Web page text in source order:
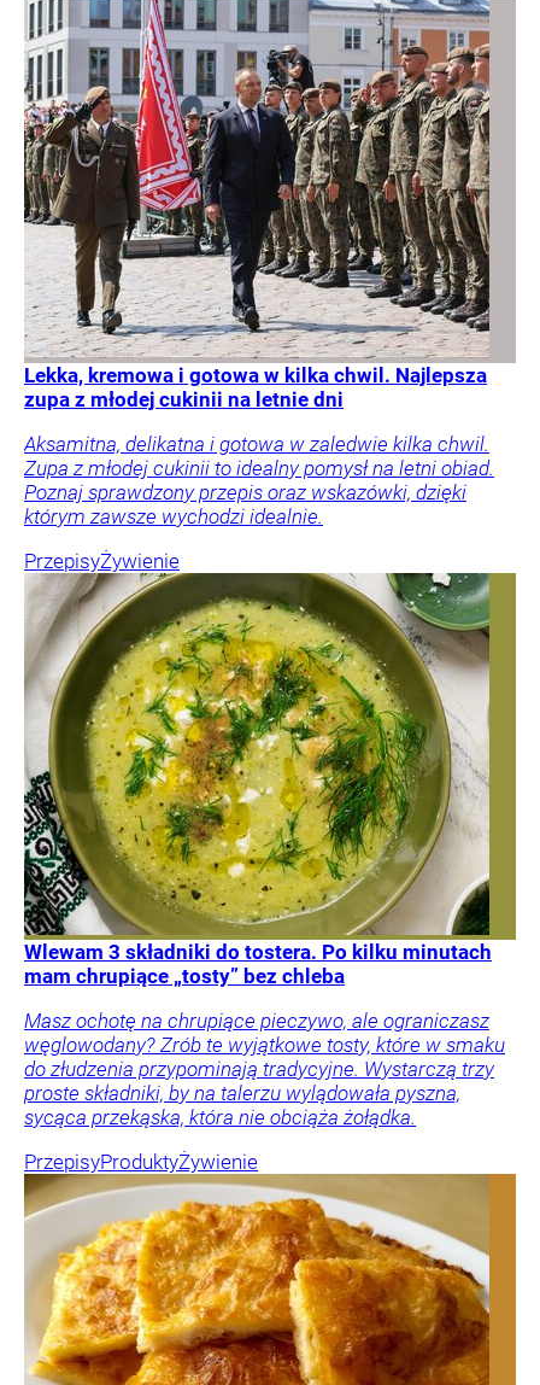
Lekka, kremowa i gotowa w kilka chwil. Najlepsza
zupa z młodej cukinii na letnie dni
Aksamitna, delikatna i gotowa w zaledwie kilka chwil.
Zupa z młodej cukinii to idealny pomysł na letni obiad.
Poznaj sprawdzony przepis oraz wskazówki, dzięki
którym zawsze wychodzi idealnie.
PrzepisyŻywienie
Wlewam 3 składniki do tostera. Po kilku minutach
mam chrupiące „tosty” bez chleba
Masz ochotę na chrupiące pieczywo, ale ograniczasz
węglowodany? Zrób te wyjątkowe tosty, które w smaku
do złudzenia przypominają tradycyjne. Wystarczą trzy
proste składniki, by na talerzu wylądowała pyszna,
sycąca przekąska, która nie obciąża żołądka.
PrzepisyProduktyŻywienie